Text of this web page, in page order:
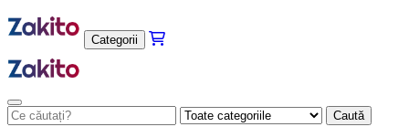
Categorii
Caută